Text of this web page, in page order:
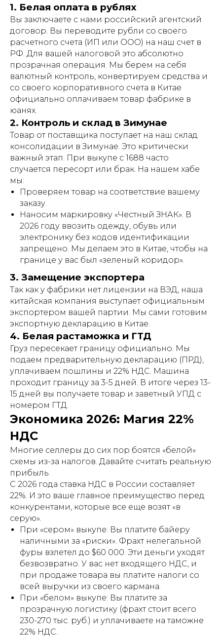
1. Белая оплата в рублях
Вы заключаете с нами российский агентский
договор. Вы переводите рубли со своего
расчетного счета (ИП или ООО) на наш счет в
РФ. Для вашей налоговой это абсолютно
прозрачная операция. Мы берем на себя
валютный контроль, конвертируем средства и
со своего корпоративного счета в Китае
официально оплачиваем товар фабрике в
юанях.
2. Контроль и склад в Зимунае
Товар от поставщика поступает на наш склад
консолидации в Зимунае. Это критически
важный этап. При выкупе с 1688 часто
случается пересорт или брак. На нашем хабе
мы:
Проверяем товар на соответствие вашему
заказу.
Наносим маркировку «Честный ЗНАК». В
2026 году ввозить одежду, обувь или
электронику без кодов идентификации
запрещено. Мы делаем это в Китае, чтобы на
границе у вас был «зеленый коридор».
3. Замещение экспортера
Так как у фабрики нет лицензии на ВЭД, наша
китайская компания выступает официальным
экспортером вашей партии. Мы сами готовим
экспортную декларацию в Китае.
4. Белая растаможка и ГТД
Груз пересекает границу официально. Мы
подаем предварительную декларацию (ПРД),
уплачиваем пошлины и 22% НДС. Машина
проходит границу за 3-5 дней. В итоге через 13-
15 дней вы получаете товар и заветный УПД с
номером ГТД.
Экономика 2026: Магия 22%
НДС
Многие селлеры до сих пор боятся «белой»
схемы из-за налогов. Давайте считать реальную
прибыль.
С 2026 года ставка НДС в России составляет
22%. И это ваше главное преимущество перед
конкурентами, которые все еще возят «в
серую».
При «сером» выкупе: Вы платите байеру
наличными за «риски». Фрахт нелегальной
фуры взлетел до $60 000. Эти деньги уходят
безвозвратно. У вас нет входящего НДС, и
при продаже товара вы платите налоги со
всей выручки из своего кармана.
При «белом» выкупе: Вы платите за
прозрачную логистику (фрахт стоит всего
230-270 тыс. руб.) и уплачиваете на таможне
22% НДС.